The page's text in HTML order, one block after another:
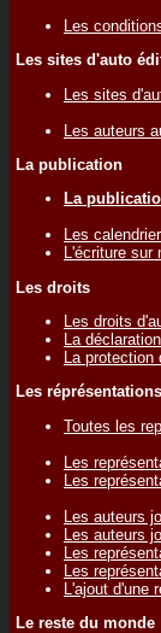
Les
Les sites d'auto
Les sites
Les auteurs
La publication
La
Les
L'écriture sur
Les droits
Les droits
La
La
Les réprésentations
Toutes les
Les
Les
Les auteurs
Les auteurs
Les
Les
L'ajout d'une
Le reste du monde